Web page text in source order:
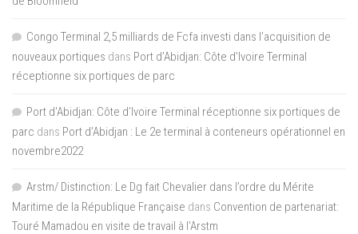
Congo Terminal 2,5 milliards de Fcfa investi dans l’acquisition de
nouveaux portiques dans Port d’Abidjan: Côte d’Ivoire Terminal
réceptionne six portiques de parc
Port d'Abidjan: Côte d’Ivoire Terminal réceptionne six portiques de
parc dans Port d’Abidjan : Le 2e terminal à conteneurs opérationnel en
novembre2022
Arstm/ Distinction: Le Dg fait Chevalier dans l’ordre du Mérite
Maritime de la République Française dans Convention de partenariat:
Touré Mamadou en visite de travail à l’Arstm